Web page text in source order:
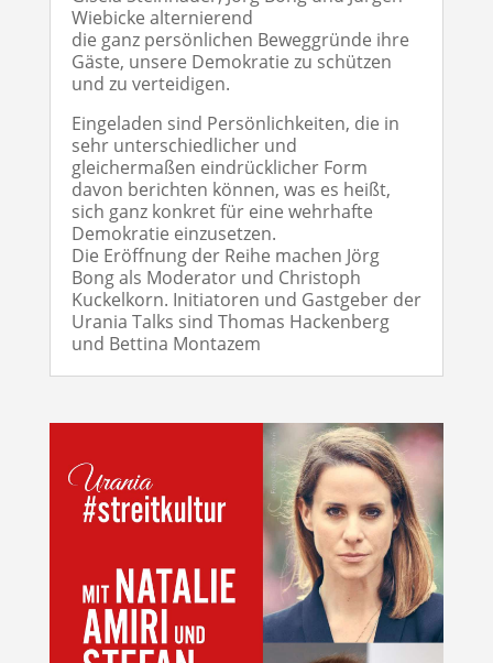
Wiebicke alternierend
die ganz persönlichen Beweggründe ihre
Gäste, unsere Demokratie zu schützen
und zu verteidigen.
Eingeladen sind Persönlichkeiten, die in
sehr unterschiedlicher und
gleichermaßen eindrücklicher Form
davon berichten können, was es heißt,
sich ganz konkret für eine wehrhafte
Demokratie einzusetzen.
Die Eröffnung der Reihe machen Jörg
Bong als Moderator und Christoph
Kuckelkorn. Initiatoren und Gastgeber der
Urania Talks sind Thomas Hackenberg
und Bettina Montazem